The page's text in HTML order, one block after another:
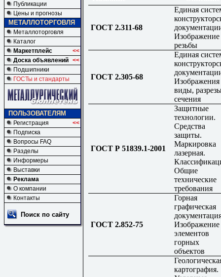
Публикации
Цены и прогнозы
МЕТАЛЛОТОРГОВЛЯ
Металлоторговля
Каталог
Маркетплейс
<<
Доска объявлений <<
Подшипники
ГОСТы и стандарты
ПОЛЬЗОВАТЕЛЯМ
Регистрация
<<
Подписка
Вопросы FAQ
Разделы
Информеры
Выставки
Реклама
О компании
Контакты
Поиск по сайту
ГОСТ 2.311-68
Единая
Изображение
резьбы
ГОСТ 2.305-68
Единая
Изображения
виды,
сечения
ГОСТ Р 51839.1-2001
Защитные
технологии.
Средства
защиты.
Маркировка
лазерная.
Общие
технические
требования
ГОСТ 2.852-75
Горная
графическая
Изображение
элементов
горных
объектов
картография.